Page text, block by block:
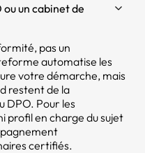
un cabinet de
pas un
automatise les
votre démarche, mais
restent de la
DPO. Pour les
profil en charge du sujet
certifiés.